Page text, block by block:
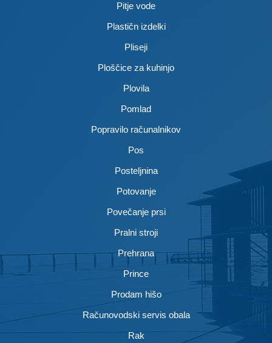
Pitje vode
Plastičn izdelki
Pliseji
Ploščice za kuhinjo
Plovila
Pomlad
Popravilo računalnikov
Pos
Posteljnina
Potovanje
Povečanje prsi
Pralni stroji
Prehrana
Prince
Prodam hišo
Računovodski servis obala
Rak